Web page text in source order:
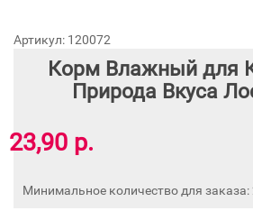
Артикул: 120072
Корм Влажный для
Природа Вкуса
23,90 р.
Минимальное количество для заказа: